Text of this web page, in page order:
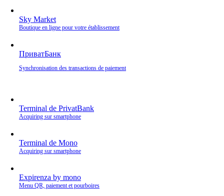
Sky Market
Boutique en ligne pour votre établissement
ПриватБанк
Synchronisation des transactions de paiement
Terminal de PrivatBank
Acquiring sur smartphone
Terminal de Mono
Acquiring sur smartphone
Expirenza by mono
Menu QR, paiement et pourboires